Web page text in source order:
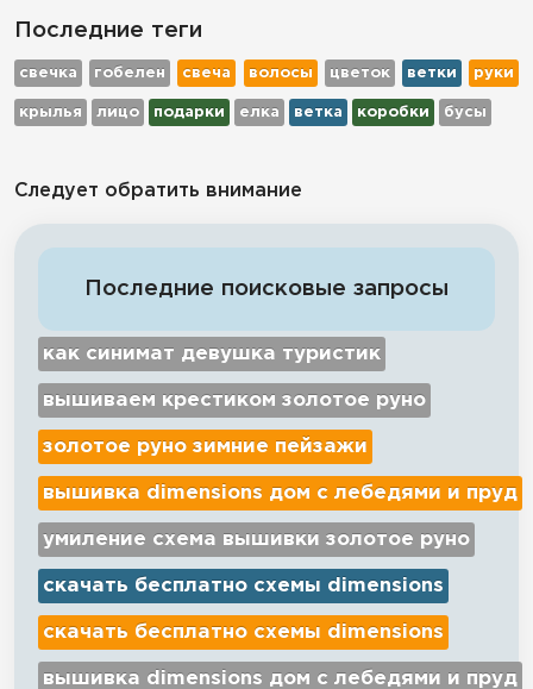
Последние теги
свечка гобелен свеча волосы цветок ветки руки
крылья лицо подарки елка ветка коробки бусы
Следует обратить внимание
Последние поисковые запросы
как синимат девушка туристик
вышиваем крестиком золотое руно
золотое руно зимние пейзажи
вышивка dimensions дом с лебедями и пруд
умиление схема вышивки золотое руно
скачать бесплатно схемы dimensions
скачать бесплатно схемы dimensions
вышивка dimensions дом с лебедями и пруд